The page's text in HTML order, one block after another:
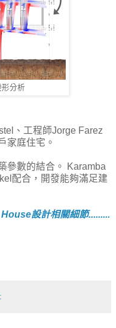
分析
、工程師Jorge Farez
家庭住宅。
參數的結合。 Karamba
配合，開發能夠滿足建
設計相關細節.........